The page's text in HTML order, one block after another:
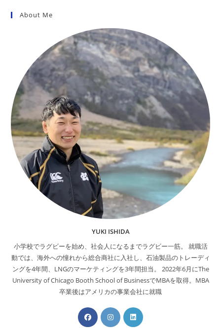
About Me
YUKI ISHIDA
小学校でラグビーを始め、社会人になるまでラグビー一筋。 就職活
動では、海外への憧れから総合商社に入社し、石油製品のトレーディ
ングを4年間、LNGのマーケティングを3年間担当。 2022年6月にThe
University of Chicago Booth School of BusinessでMBAを取得。MBA
卒業後はアメリカの事業会社に就職